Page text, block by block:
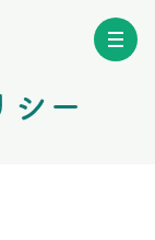
シー